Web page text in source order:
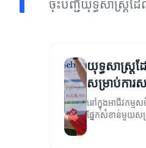
ចុះបញ្ជីយុទ្ធសាស្ត្រ
យុទ្ធសាស្ត្រ
សម្រាប់ការ
នៅក្នុងអាជីវកម្ម
ផ្នែកសំខាន់មួយស